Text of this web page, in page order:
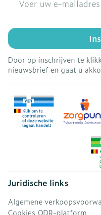
Door op inschrijven te
nieuwsbrief en gaat u
Juridische links
Algemene
Cookies ODR-platform